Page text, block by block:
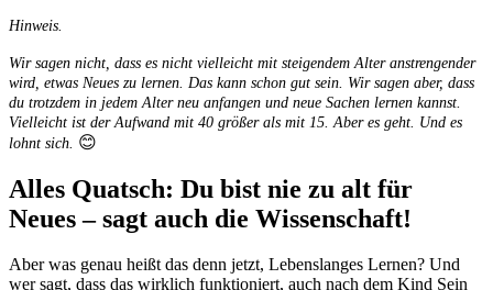
Hinweis.
Wir sagen nicht, dass es nicht vielleicht mit steigendem Alter anstrengender
wird, etwas Neues zu lernen. Das kann schon gut sein. Wir sagen aber, dass
du trotzdem in jedem Alter neu anfangen und neue Sachen lernen kannst.
Vielleicht ist der Aufwand mit 40 größer als mit 15. Aber es geht. Und es
lohnt sich. 😊
Alles Quatsch: Du bist nie zu alt für
Neues – sagt auch die Wissenschaft!
Aber was genau heißt das denn jetzt, Lebenslanges Lernen? Und
wer sagt, dass das wirklich funktioniert, auch nach dem Kind Sein